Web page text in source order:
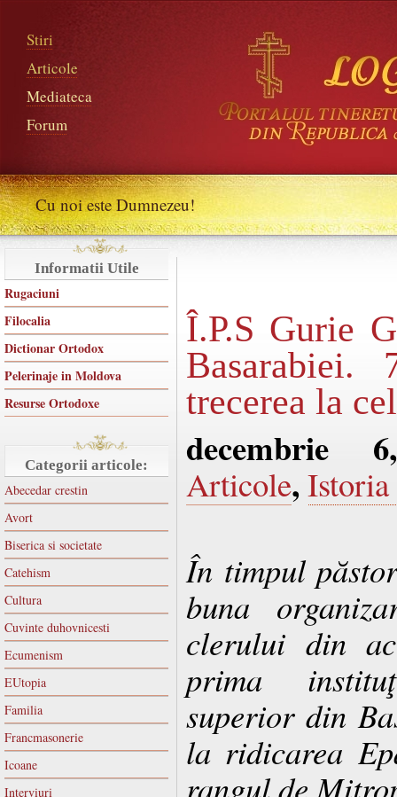
Stiri
Articole
Mediateca
Forum
Cu noi este Dumnezeu!
Informatii Utile
Rugaciuni
Filocalia
Dictionar Ortodox
Pelerinaje in Moldova
Resurse Ortodoxe
Categorii articole:
Abecedar crestin
Avort
Biserica si societate
Catehism
Cultura
Cuvinte duhovnicesti
Ecumenism
EUtopia
Familia
Francmasonerie
Icoane
Interviuri
Î.P.S Gurie
trecerea la
decembrie
Articole,
În timpul
buna
clerului din
prima
superior din
la ridicarea
rangul de